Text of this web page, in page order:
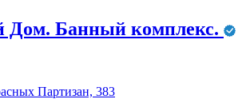
Дом. Банный комплекс.
Партизан, 383